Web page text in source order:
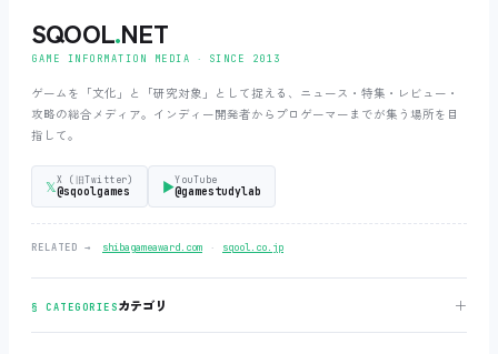
SQOOL.NET
GAME INFORMATION MEDIA ‧ SINCE 2013
ゲームを「文化」と「研究対象」として捉える、ニュース・特集・レビュー・
攻略の総合メディア。インディー開発者からプロゲーマーまでが集う場所を目
指して。
𝕏X (旧Twitter)
@sqoolgames ▶YouTube
@gamestudylab
RELATED → shibagameaward.com ‧ sqool.co.jp
§ CATEGORIESカテゴリ ＋